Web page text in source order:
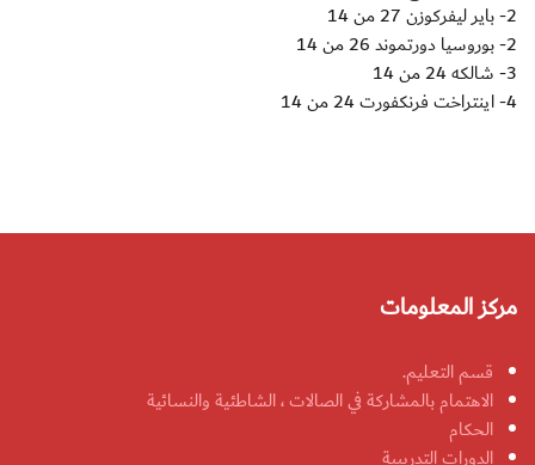
2- باير ليفركوزن 27 من 14
2- بوروسيا دورتموند 26 من 14
3- شالكه 24 من 14
4- اينتراخت فرنكفورت 24 من 14
مركز المعلومات
قسم التعليم.
الاهتمام بالمشاركة في الصالات ، الشاطئية والنسائية
الحكام
الدورات التدريبية